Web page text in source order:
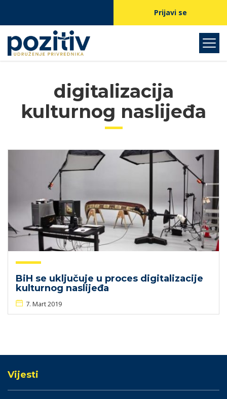
Prijavi se
digitalizacija
kulturnog naslijeđa
BiH se uključuje u proces digitalizacije
kulturnog naslijeđa
7. Mart 2019
Vijesti